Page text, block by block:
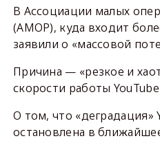
В Ассоциации малых
(АМОР), куда входит
заявили о «массовой
Причина — «резкое и
скорости работы
О том, что «деградация»
остановлена в